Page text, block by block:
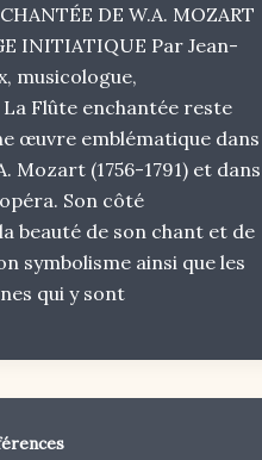
DE W.A. MOZART
INITIATIQUE Par Jean-
musicologue,
Flûte enchantée reste
œuvre emblématique dans
Mozart (1756-1791) et dans
Son côté
beauté de son chant et de
symbolisme ainsi que les
qui y sont